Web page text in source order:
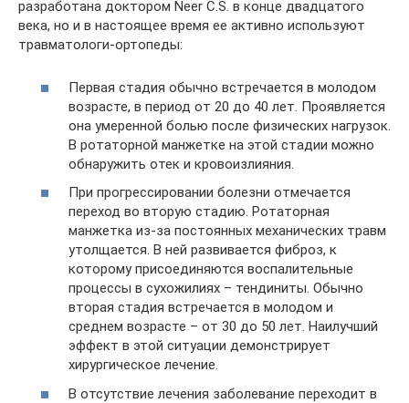
разработана доктором Neer C.S. в конце двадцатого
века, но и в настоящее время ее активно используют
травматологи-ортопеды:
Первая стадия обычно встречается в молодом
возрасте, в период от 20 до 40 лет. Проявляется
она умеренной болью после физических нагрузок.
В ротаторной манжетке на этой стадии можно
обнаружить отек и кровоизлияния.
При прогрессировании болезни отмечается
переход во вторую стадию. Ротаторная
манжетка из-за постоянных механических травм
утолщается. В ней развивается фиброз, к
которому присоединяются воспалительные
процессы в сухожилиях – тендиниты. Обычно
вторая стадия встречается в молодом и
среднем возрасте – от 30 до 50 лет. Наилучший
эффект в этой ситуации демонстрирует
хирургическое лечение.
В отсутствие лечения заболевание переходит в